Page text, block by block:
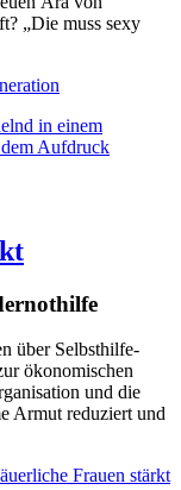
„Die muss sexy
über Selbsthilfe-
ökonomischen
und die
Armut reduziert und
Frauen stärkt